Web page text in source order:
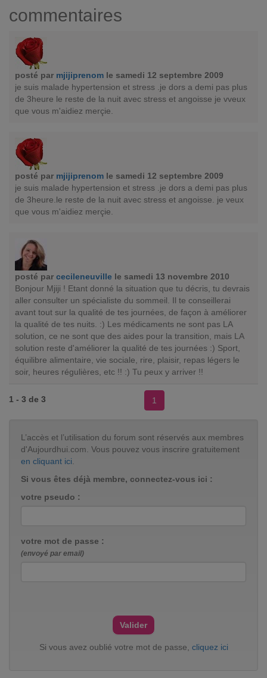
commentaires
posté par mjijiprenom le samedi 12 septembre 2009
je suis malade hypertension et stress .je dors a demi pas plus
de 3heure le reste de la nuit avec stress et angoisse je vveux
que vous m'aidiez merçie.
posté par mjijiprenom le samedi 12 septembre 2009
je suis malade hypertension et stress .je dors a demi pas plus
de 3heure.le reste de la nuit avec stress et angoisse. je veux
que vous m'aidiez merçie.
posté par cecileneuville le samedi 13 novembre 2010
Bonjour Mjiji ! Etant donné la situation que tu décris, tu devrais
aller consulter un spécialiste du sommeil. Il te conseillerai
avant tout sur la qualité de tes journées, de façon à améliorer
la qualité de tes nuits. :) Les médicaments ne sont pas LA
solution, ce ne sont que des aides pour la transition, mais LA
solution reste d'améliorer la qualité de tes journées :) Sport,
équilibre alimentaire, vie sociale, rire, plaisir, repas légers le
soir, heures régulières, etc !! :) Tu peux y arriver !!
1 - 3 de 3 1
L’accès et l’utilisation du forum sont réservés aux membres
d'Aujourdhui.com. Vous pouvez vous inscrire gratuitement
en cliquant ici.
Si vous êtes déjà membre, connectez-vous ici :
votre pseudo :
votre mot de passe :
(envoyé par email)
Si vous avez oublié votre mot de passe, cliquez ici